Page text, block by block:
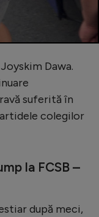
Dawa.
suferită în
colegilor
la FCSB –
după meci,